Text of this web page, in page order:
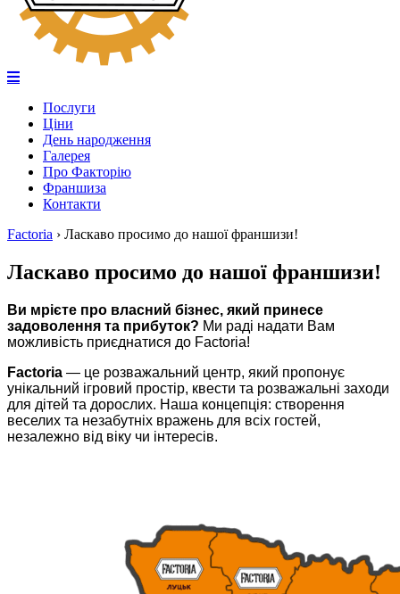
Послуги
Ціни
День народження
Галерея
Про Факторію
Франшиза
Контакти
Factoria › Ласкаво просимо до нашої франшизи!
Ласкаво просимо до нашої франшизи!
Ви мрієте про власний бізнес, який принесе
задоволення та прибуток? Ми раді надати Вам
можливість приєднатися до Factoria!
Factoria — це розважальний центр, який пропонує
унікальний ігровий простір, квести та розважальні заходи
для дітей та дорослих. Наша концепція: створення
веселих та незабутніх вражень для всіх гостей,
незалежно від віку чи інтересів.